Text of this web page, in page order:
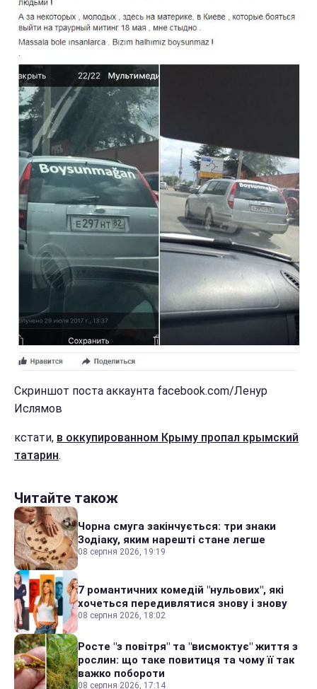
Скриншот поста аккаунта facebook.com/Ленур
Ислямов
кстати, в оккупированном Крыму пропал крымский
татарин.
Читайте також
Чорна смуга закінчується: три знаки
Зодіаку, яким нарешті стане легше
08 серпня 2026, 19:19
7 романтичних комедій "нульових", які
хочеться передивлятися знову і знову
08 серпня 2026, 18:02
Росте "з повітря" та "висмоктує" життя з
рослин: що таке повитиця та чому її так
важко побороти
08 серпня 2026, 17:14